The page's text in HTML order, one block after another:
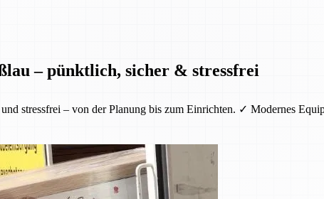
– pünktlich, sicher & stressfrei
stressfrei – von der Planung bis zum Einrichten. ✓ Modernes